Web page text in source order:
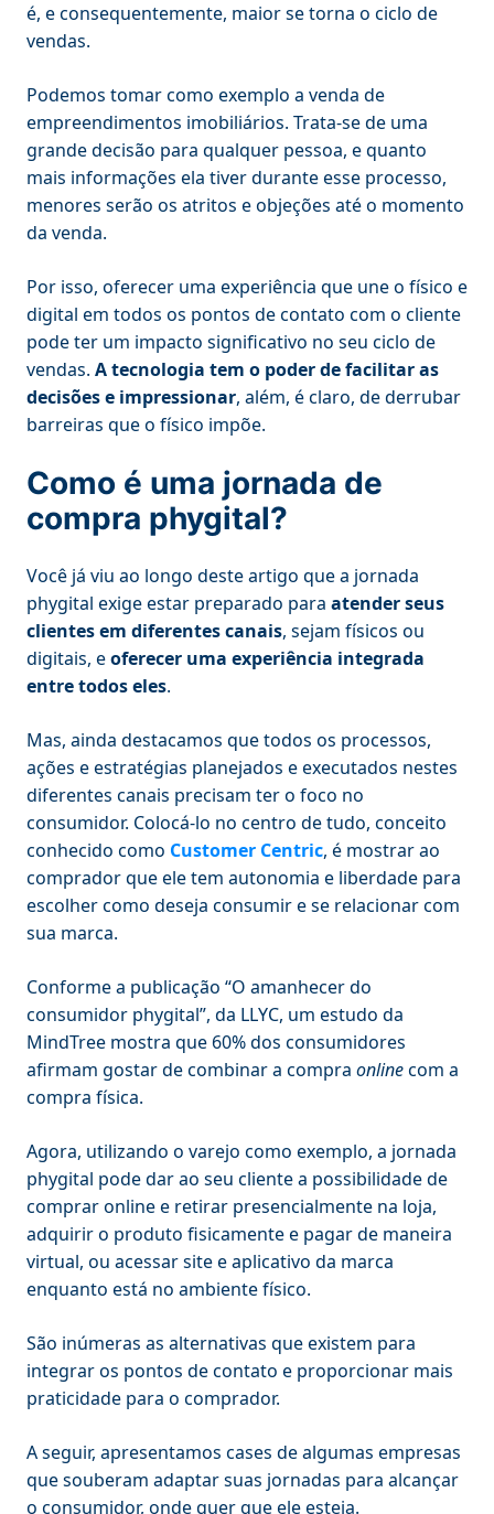
é, e consequentemente, maior se torna o ciclo de
vendas.
Podemos tomar como exemplo a venda de
empreendimentos imobiliários. Trata-se de uma
grande decisão para qualquer pessoa, e quanto
mais informações ela tiver durante esse processo,
menores serão os atritos e objeções até o momento
da venda.
Por isso, oferecer uma experiência que une o físico e
digital em todos os pontos de contato com o cliente
pode ter um impacto significativo no seu ciclo de
vendas. A tecnologia tem o poder de facilitar as
decisões e impressionar, além, é claro, de derrubar
barreiras que o físico impõe.
Como é uma jornada de
compra phygital?
Você já viu ao longo deste artigo que a jornada
phygital exige estar preparado para atender seus
clientes em diferentes canais, sejam físicos ou
digitais, eoferecer uma experiência integrada
entre todos eles.
Mas, ainda destacamos que todos os processos,
ações e estratégias planejados e executados nestes
diferentes canais precisam ter o foco no
consumidor. Colocá-lo no centro de tudo, conceito
conhecido como Customer Centric, é mostrar ao
comprador que ele tem autonomia e liberdade para
escolher como deseja consumir e se relacionar com
sua marca.
Conforme a publicação “O amanhecer do
consumidor phygital”, da LLYC, um estudo da
MindTree mostra que 60% dos consumidores
afirmam gostar de combinar a compra onlinecom a
compra física.
Agora, utilizando o varejo como exemplo, a jornada
phygital pode dar ao seu cliente a possibilidade de
comprar online e retirar presencialmente na loja,
adquirir o produto fisicamente e pagar de maneira
virtual, ou acessar site e aplicativo da marca
enquanto está no ambiente físico.
São inúmeras as alternativas que existem para
integrar os pontos de contato e proporcionar mais
praticidade para o comprador.
A seguir, apresentamos cases de algumas empresas
que souberam adaptar suas jornadas para alcançar
o consumidor, onde quer que ele esteja.